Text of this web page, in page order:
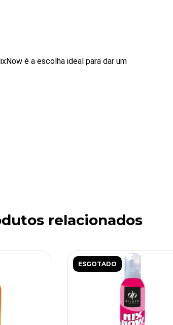
é a escolha ideal para dar um
relacionados
ESGOTADO